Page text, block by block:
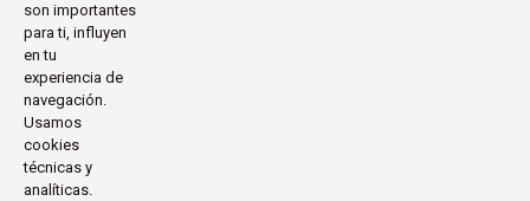
Viajes en bicicleta por Europa
Viajes en bicicleta
Viajes en bici
CONTACTO
son importantes
para ti, influyen
en tu
experiencia de
navegación.
Usamos
cookies
técnicas y
analíticas.